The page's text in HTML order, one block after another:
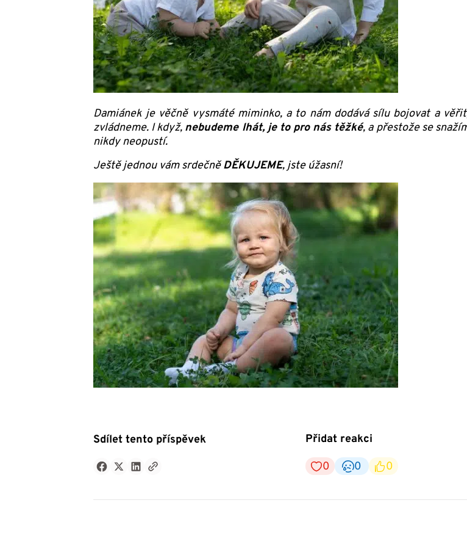
Damiánek je věčně vysmáté miminko, a to nám dodává sílu bojovat a
zvládneme. I když, nebudeme lhát, je to pro nás těžké, a přestože se
nikdy neopustí.
Ještě jednou vám srdečněDĚKUJEME, jste úžasní!
Sdílet tento příspěvek
Přidat reakci
0
0 0